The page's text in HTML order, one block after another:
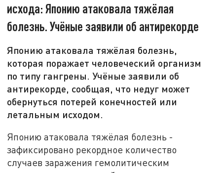
исхода: Японию атаковала тяжёлая
болезнь. Учёные заявили об антирекорде
Японию атаковала тяжёлая болезнь,
которая поражает человеческий организм
по типу гангрены. Учёные заявили об
антирекорде, сообщая, что недуг может
обернуться потерей конечностей или
летальным исходом.
Японию атаковала тяжёлая болезнь -
зафиксировано рекордное количество
случаев заражения гемолитическим